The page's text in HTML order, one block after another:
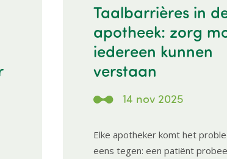
Taalbarrières in
apotheek: zorg
iedereen kunnen
verstaan
14 nov 2025
Elke apotheker komt het
eens tegen: een patiënt